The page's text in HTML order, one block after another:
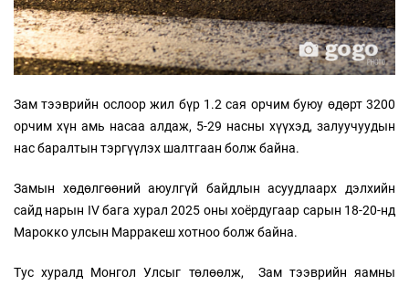
Зам тээврийн ослоор жил бүр 1.2 сая орчим буюу өдөрт 3200
орчим хүн амь насаа алдаж, 5-29 насны хүүхэд, залуучуудын
нас баралтын тэргүүлэх шалтгаан болж байна.
Замын хөдөлгөөний аюулгүй байдлын асуудлаарх дэлхийн
сайд нарын IV бага хурал 2025 оны хоёрдугаар сарын 18-20-нд
Марокко улсын Марракеш хотноо болж байна.
Тус хуралд Монгол Улсыг төлөөлж, Зам тээврийн яамны